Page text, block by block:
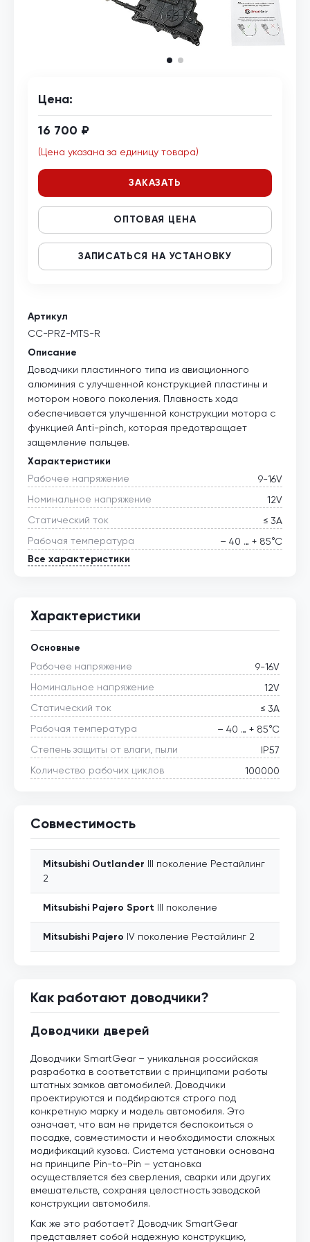
Артикул
CC-PRZ-MTS-R
Описание
Доводчики пластинного типа из авиационного
алюминия с улучшенной конструкцией пластины и
мотором нового поколения. Плавность хода
обеспечивается улучшенной конструкции мотора с
функцией Anti-pinch, которая предотвращает
защемление пальцев.
Характеристики
Рабочее напряжение
9-16V
Номинальное напряжение
12V
Статический ток
≤ 3А
Рабочая температура
– 40 … + 85°С
Все характеристики
Цена:
16 700 ₽
(Цена указана за единицу товара)
ЗАКАЗАТЬ
ОПТОВАЯ ЦЕНА
ЗАПИСАТЬСЯ НА УСТАНОВКУ
Характеристики
Основные
Рабочее напряжение
9-16V
Номинальное напряжение
12V
Статический ток
≤ 3А
Рабочая температура
– 40 … + 85°С
Степень защиты от влаги, пыли
IP57
Количество рабочих циклов
100000
Совместимость
Mitsubishi Outlander III поколение Рестайлинг
2
Mitsubishi Pajero Sport III поколение
Mitsubishi Pajero IV поколение Рестайлинг 2
Как работают доводчики?
Доводчики дверей
Доводчики SmartGear – уникальная российская
разработка в соответствии с принципами работы
штатных замков автомобилей. Доводчики
проектируются и подбираются строго под
конкретную марку и модель автомобиля. Это
означает, что вам не придется беспокоиться о
посадке, совместимости и необходимости сложных
модификаций кузова. Система установки основана
на принципе Pin-to-Pin – установка
осуществляется без сверления, сварки или других
вмешательств, сохраняя целостность заводской
конструкции автомобиля.
Как же это работает? Доводчик SmartGear
представляет собой надежную конструкцию,